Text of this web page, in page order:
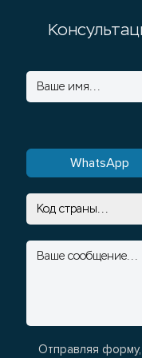
WhatsApp
Отправляя